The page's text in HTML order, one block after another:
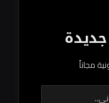
مجاناً